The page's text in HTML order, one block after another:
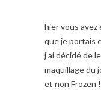
hier vous
que je portais
j’ai décidé de
maquillage du
et non Frozen